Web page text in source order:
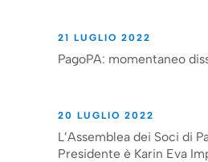
21 LUGLIO 2022
PagoPA: momentaneo
20 LUGLIO 2022
L’Assemblea dei Soci di
Presidente è Karin Eva